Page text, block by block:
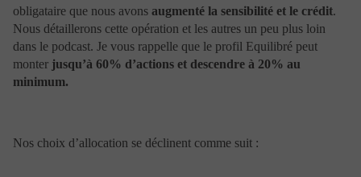
après avoir été avisée de ces imperfections.
Les renseignements et opinions diffusés sur le site de
Portzamparc Gestion sont fournis par Portzamparc
Gestion à titre d’information seulement. Ils sont
susceptibles d’être modifiés sans avis préalable.
ordres juridiques nationaux
obligataire que nous avons augmenté la sensibilité et le crédit.
Nous détaillerons cette opération et les autres un peu plus loin
dans le podcast. Je vous rappelle que le profil Equilibré peut
monter jusqu’à 60% d’actions et descendre à 20% au
minimum.
Nos choix d’allocation se déclinent comme suit :